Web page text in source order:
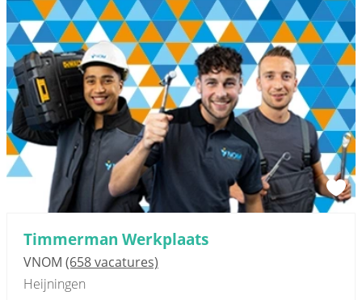
Timmerman Werkplaats
VNOM (658 vacatures)
Heijningen